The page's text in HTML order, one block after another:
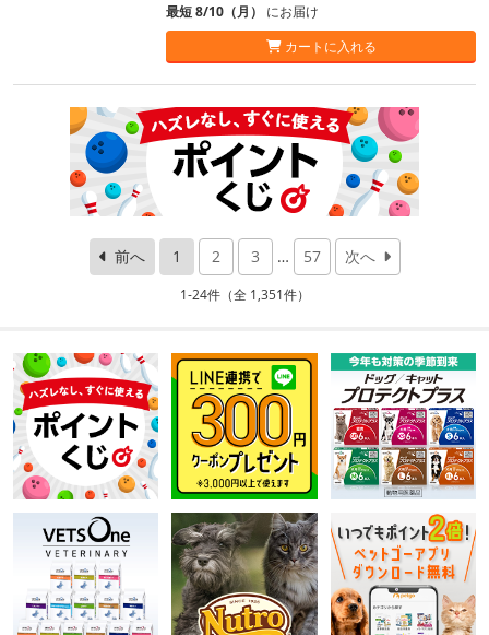
最短 8/10（月） にお届け
カートに入れる
前へ 1 2 3 … 57 次へ
1-24件（全 1,351件）